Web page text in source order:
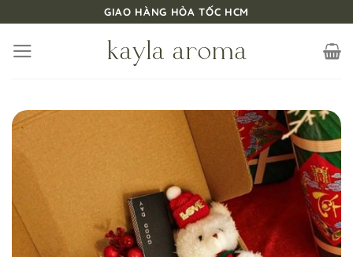
nội
GIAO HÀNG HỎA TỐC HCM